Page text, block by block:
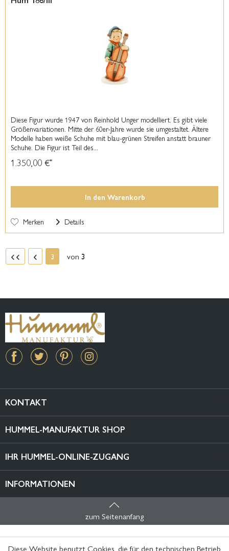
Diese Figur wurde 1947 von Reinhold Unger modelliert. Es gibt viele
Größenvariationen. Mitte der 60er-Jahre wurde sie umgestaltet. Ältere
Modelle haben weiße Schuhe mit blau-grünen Streifen anstatt brauner
Schuhe. Die Figur ist Teil des...
1.350,00 €*
In den Warenkorb
Merken Details
3 von 3
KONTAKT
HUMMEL-MANUFAKTUR SHOP
IHR HUMMEL-ONLINE-ZUGANG
INFORMATIONEN
zum Seitenanfang
Diese Website benutzt Cookies, die für den technischen Betrieb